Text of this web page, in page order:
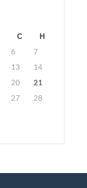
С
Н
6
7
13
14
20
21
27
28